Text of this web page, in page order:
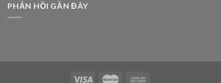
PHẢN HỒI GẦN ĐÂY